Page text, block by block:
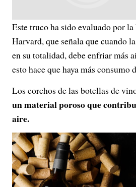
Este truco ha sido evaluado por
Harvard, que señala que cuando
en su totalidad, debe enfriar más
esto hace que haya más consumo
Los corchos de las botellas de
un material poroso que
aire.